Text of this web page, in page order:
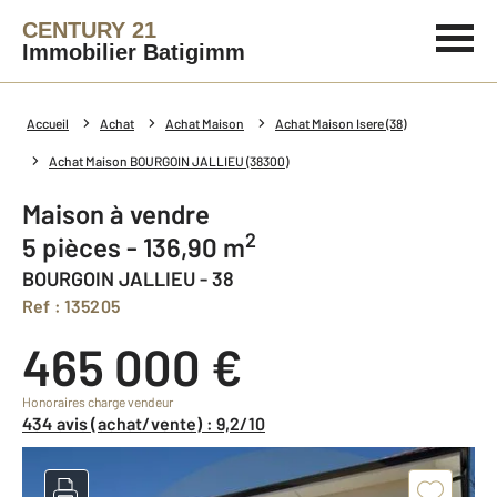
CENTURY 21
Immobilier Batigimm
Accueil Achat Achat Maison Achat Maison Isere (38)
Achat Maison BOURGOIN JALLIEU (38300)
Maison à vendre
5 pièces - 136,90 m2
BOURGOIN JALLIEU - 38
Ref : 135205
465 000 €
Honoraires charge vendeur
434 avis (achat/vente) : 9,2/10